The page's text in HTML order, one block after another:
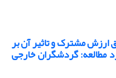
ارزش مشترک و تاثیر آن بر
مطالعه: گردشگران خارجی